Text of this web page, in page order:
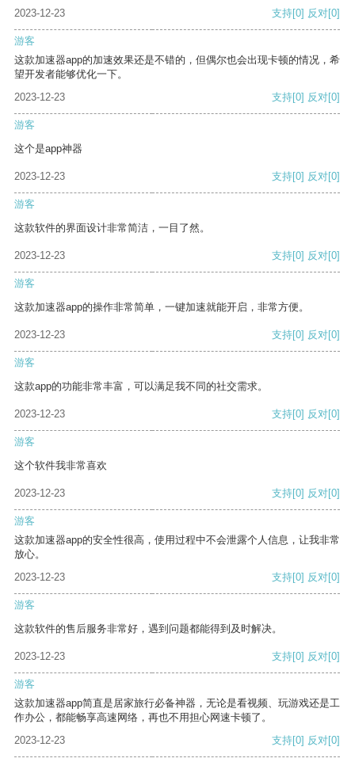
2023-12-23 支持[0] 反对[0]
游客
这款加速器app的加速效果还是不错的，但偶尔也会出现卡顿的情况，希
望开发者能够优化一下。
2023-12-23
支持[0] 反对[0]
游客
这个是app神器
2023-12-23 支持[0] 反对[0]
游客
这款软件的界面设计非常简洁，一目了然。
2023-12-23 支持[0] 反对[0]
游客
这款加速器app的操作非常简单，一键加速就能开启，非常方便。
2023-12-23 支持[0] 反对[0]
游客
这款app的功能非常丰富，可以满足我不同的社交需求。
2023-12-23 支持[0] 反对[0]
游客
这个软件我非常喜欢
2023-12-23 支持[0] 反对[0]
游客
这款加速器app的安全性很高，使用过程中不会泄露个人信息，让我非常
放心。
2023-12-23
支持[0] 反对[0]
游客
这款软件的售后服务非常好，遇到问题都能得到及时解决。
2023-12-23 支持[0] 反对[0]
游客
这款加速器app简直是居家旅行必备神器，无论是看视频、玩游戏还是工
作办公，都能畅享高速网络，再也不用担心网速卡顿了。
2023-12-23
支持[0] 反对[0]